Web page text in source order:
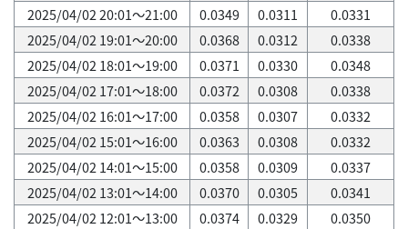
2025/04/02 20:01～21:00
0.0349 0.0311
0.0331
2025/04/02 19:01～20:00
0.0368 0.0312
0.0338
2025/04/02 18:01～19:00
0.0371 0.0330
0.0348
2025/04/02 17:01～18:00
0.0372 0.0308
0.0338
2025/04/02 16:01～17:00
0.0358 0.0307
0.0332
2025/04/02 15:01～16:00
0.0363 0.0308
0.0332
2025/04/02 14:01～15:00
0.0358 0.0309
0.0337
2025/04/02 13:01～14:00
0.0370 0.0305
0.0341
2025/04/02 12:01～13:00
0.0374 0.0329
0.0350